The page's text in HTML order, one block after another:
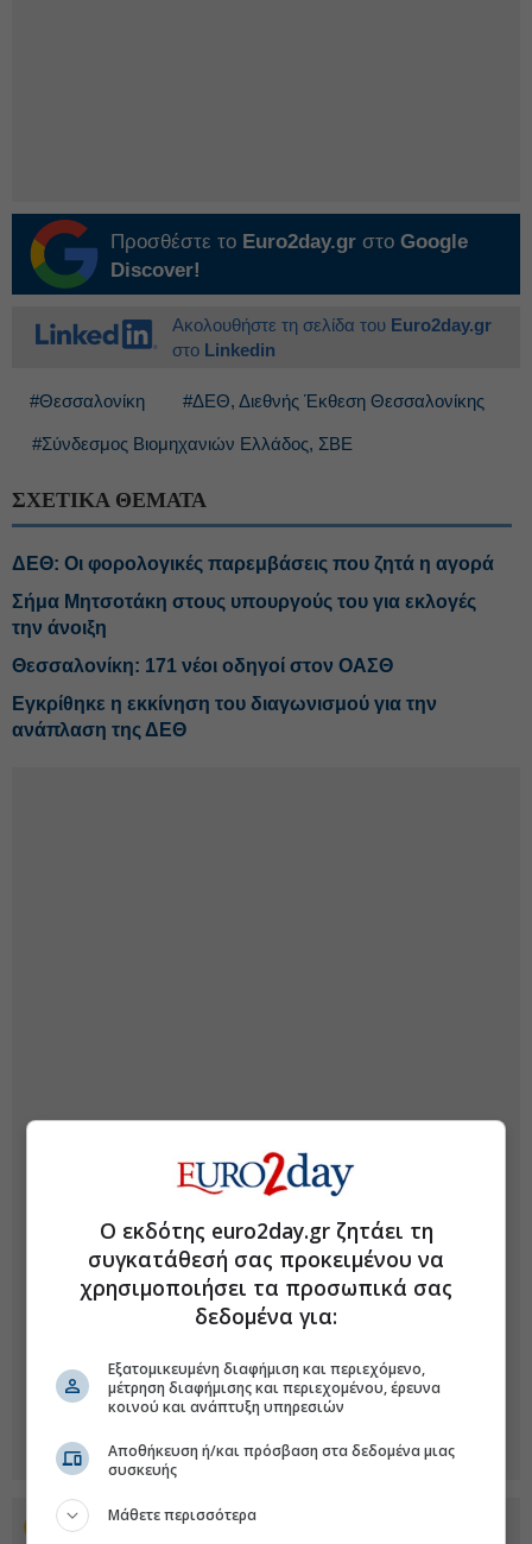
Προσθέστε το Euro2day.gr στο Google
Discover!
Ακολουθήστε τη σελίδα του Euro2day.gr
στο Linkedin
#Θεσσαλονίκη #ΔΕΘ, Διεθνής Έκθεση Θεσσαλονίκης
#Σύνδεσμος Βιομηχανιών Ελλάδος, ΣΒΕ
ΣΧΕΤΙΚΑ ΘΕΜΑΤΑ
ΔΕΘ: Οι φορολογικές παρεμβάσεις που ζητά η αγορά
Σήμα Μητσοτάκη στους υπουργούς του για εκλογές
την άνοιξη
Θεσσαλονίκη: 171 νέοι οδηγοί στον ΟΑΣΘ
Εγκρίθηκε η εκκίνηση του διαγωνισμού για την
ανάπλαση της ΔΕΘ
Προσθέστε το euro2day.gr στο Discover
Ο εκδότης euro2day.gr ζητάει τη
συγκατάθεσή σας προκειμένου να
χρησιμοποιήσει τα προσωπικά σας
δεδομένα για:
Εξατομικευμένη διαφήμιση και περιεχόμενο,
μέτρηση διαφήμισης και περιεχομένου, έρευνα
κοινού και ανάπτυξη υπηρεσιών
Αποθήκευση ή/και πρόσβαση στα δεδομένα μιας
συσκευής
Μάθετε περισσότερα